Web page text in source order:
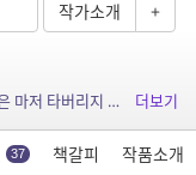
작가소개 +
소개: 세상이 불타버리기를 바랐다. 그러나 세상은 마저 타버리지 않았고 그가 핏빛 발자국을 남기며 나타났다.
더보기
37 책갈피 작품소개